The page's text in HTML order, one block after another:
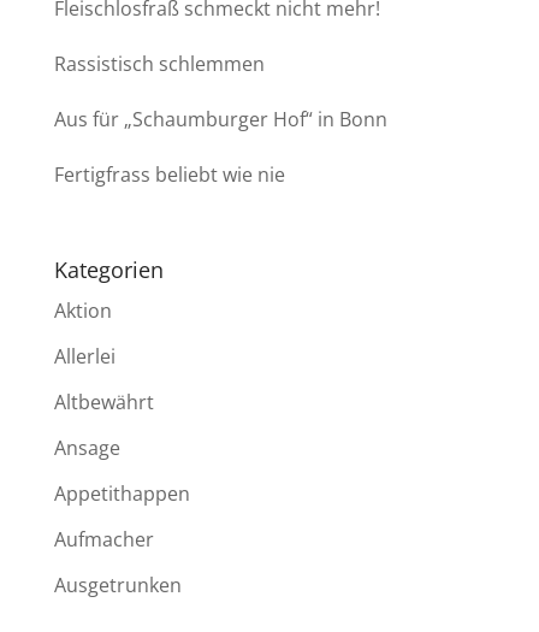
Fleischlosfraß schmeckt nicht mehr!
Rassistisch schlemmen
Aus für „Schaumburger Hof“ in Bonn
Fertigfrass beliebt wie nie
Kategorien
Aktion
Allerlei
Altbewährt
Ansage
Appetithappen
Aufmacher
Ausgetrunken